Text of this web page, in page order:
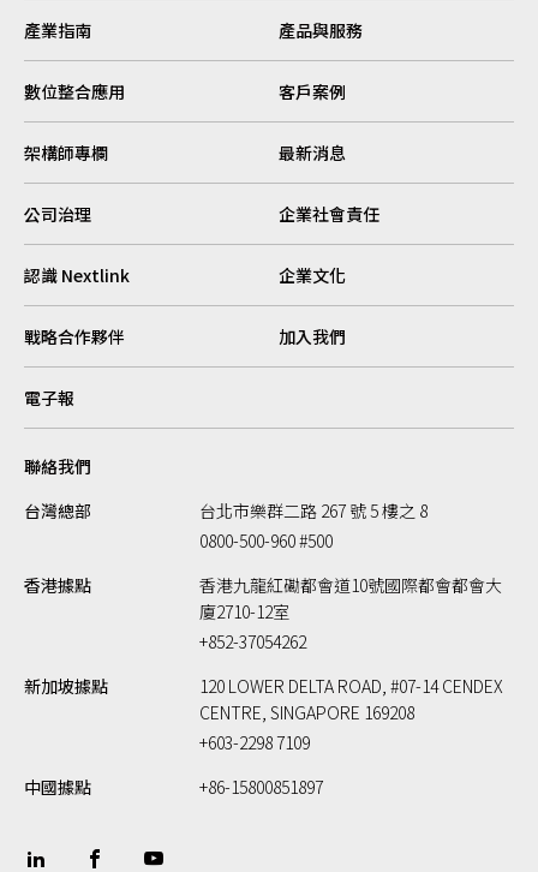
產業指南 產品與服務
數位整合應用 客戶案例
架構師專欄 最新消息
公司治理 企業社會責任
認識 Nextlink 企業文化
戰略合作夥伴 加入我們
電子報
聯絡我們
台灣總部
台北市樂群二路 267 號 5 樓之 8
0800-500-960 #500
香港據點
香港九龍紅磡都會道10號國際都會都會大
廈2710-12室
+852-37054262
新加坡據點
120 LOWER DELTA ROAD, #07-14 CENDEX
CENTRE, SINGAPORE 169208
+603-2298 7109
中國據點
+86-15800851897